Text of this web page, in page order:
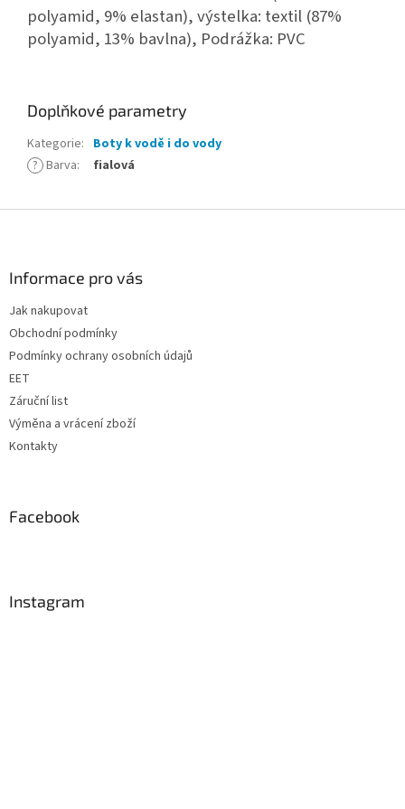
polyamid, 9% elastan), výstelka: textil (87%
polyamid, 13% bavlna), Podrážka: PVC
Doplňkové parametry
Kategorie: Boty k vodě i do vody
? Barva: fialová
Informace pro vás
Jak nakupovat
Obchodní podmínky
Podmínky ochrany osobních údajů
EET
Záruční list
Výměna a vrácení zboží
Kontakty
Facebook
Instagram